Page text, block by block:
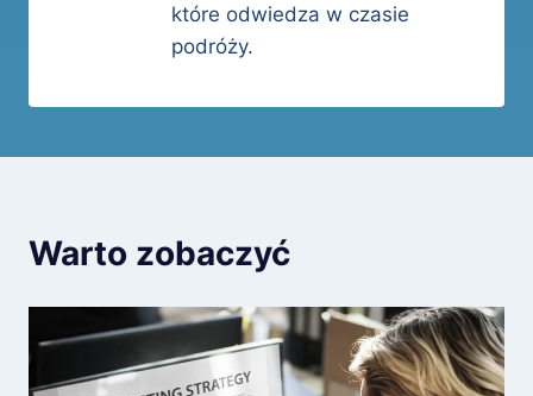
które odwiedza w czasie
podróży.
Warto zobaczyć